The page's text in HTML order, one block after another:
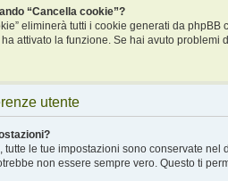
“Cancella cookie”?
eliminerà tutti i cookie generati da
ha attivato la funzione. Se hai avuto
utente
tutte le tue impostazioni sono conservate
non essere sempre vero. Questo ti